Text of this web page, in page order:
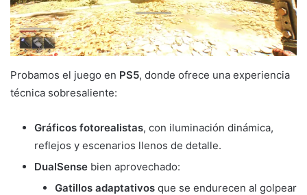
Probamos el juego en PS5, donde ofrece una experiencia
técnica sobresaliente:
Gráficos fotorealistas, con iluminación dinámica,
reflejos y escenarios llenos de detalle.
DualSense bien aprovechado:
Gatillos adaptativos que se endurecen al golpear